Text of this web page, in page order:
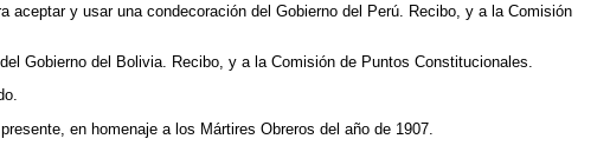
y usar una condecoración del Gobierno del Perú. Recibo, y a la Comisión
Gobierno del Bolivia. Recibo, y a la Comisión de Puntos Constitucionales.
en homenaje a los Mártires Obreros del año de 1907.